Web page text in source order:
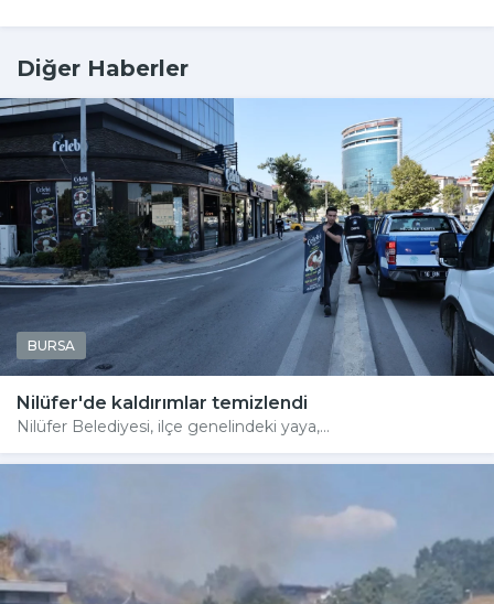
Diğer Haberler
BURSA
Nilüfer'de kaldırımlar temizlendi
Nilüfer Belediyesi, ilçe genelindeki yaya,...